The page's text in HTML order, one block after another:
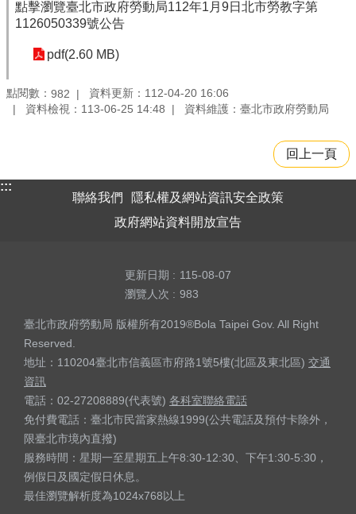
點擊瀏覽臺北市政府勞動局112年1月9日北市勞教字第
1126050339號公告
pdf(2.60 MB)
點閱數： 982
資料更新：112-04-20 16:06
資料檢視：113-06-25 14:48
資料維護：臺北市政府勞動局
回上一頁
:::
聯絡我們
隱私權及網站資訊安全政策
政府網站資料開放宣告
更新日期
115-08-07
瀏覽人次
983
臺北市政府勞動局 版權所有2019®Bola Taipei Gov. All Right
Reserved.
地址：110204臺北市信義區市府路1號5樓(北區及東北區) 交通
資訊
電話：02-27208889(代表號) 各科室聯絡電話
免付費電話：臺北市民當家熱線1999(公共電話及預付卡除外，
限臺北市境內直撥)
服務時間：星期一至星期五上午8:30-12:30、下午1:30-5:30，
例假日及國定假日休息。
最佳瀏覽解析度為1024x768以上